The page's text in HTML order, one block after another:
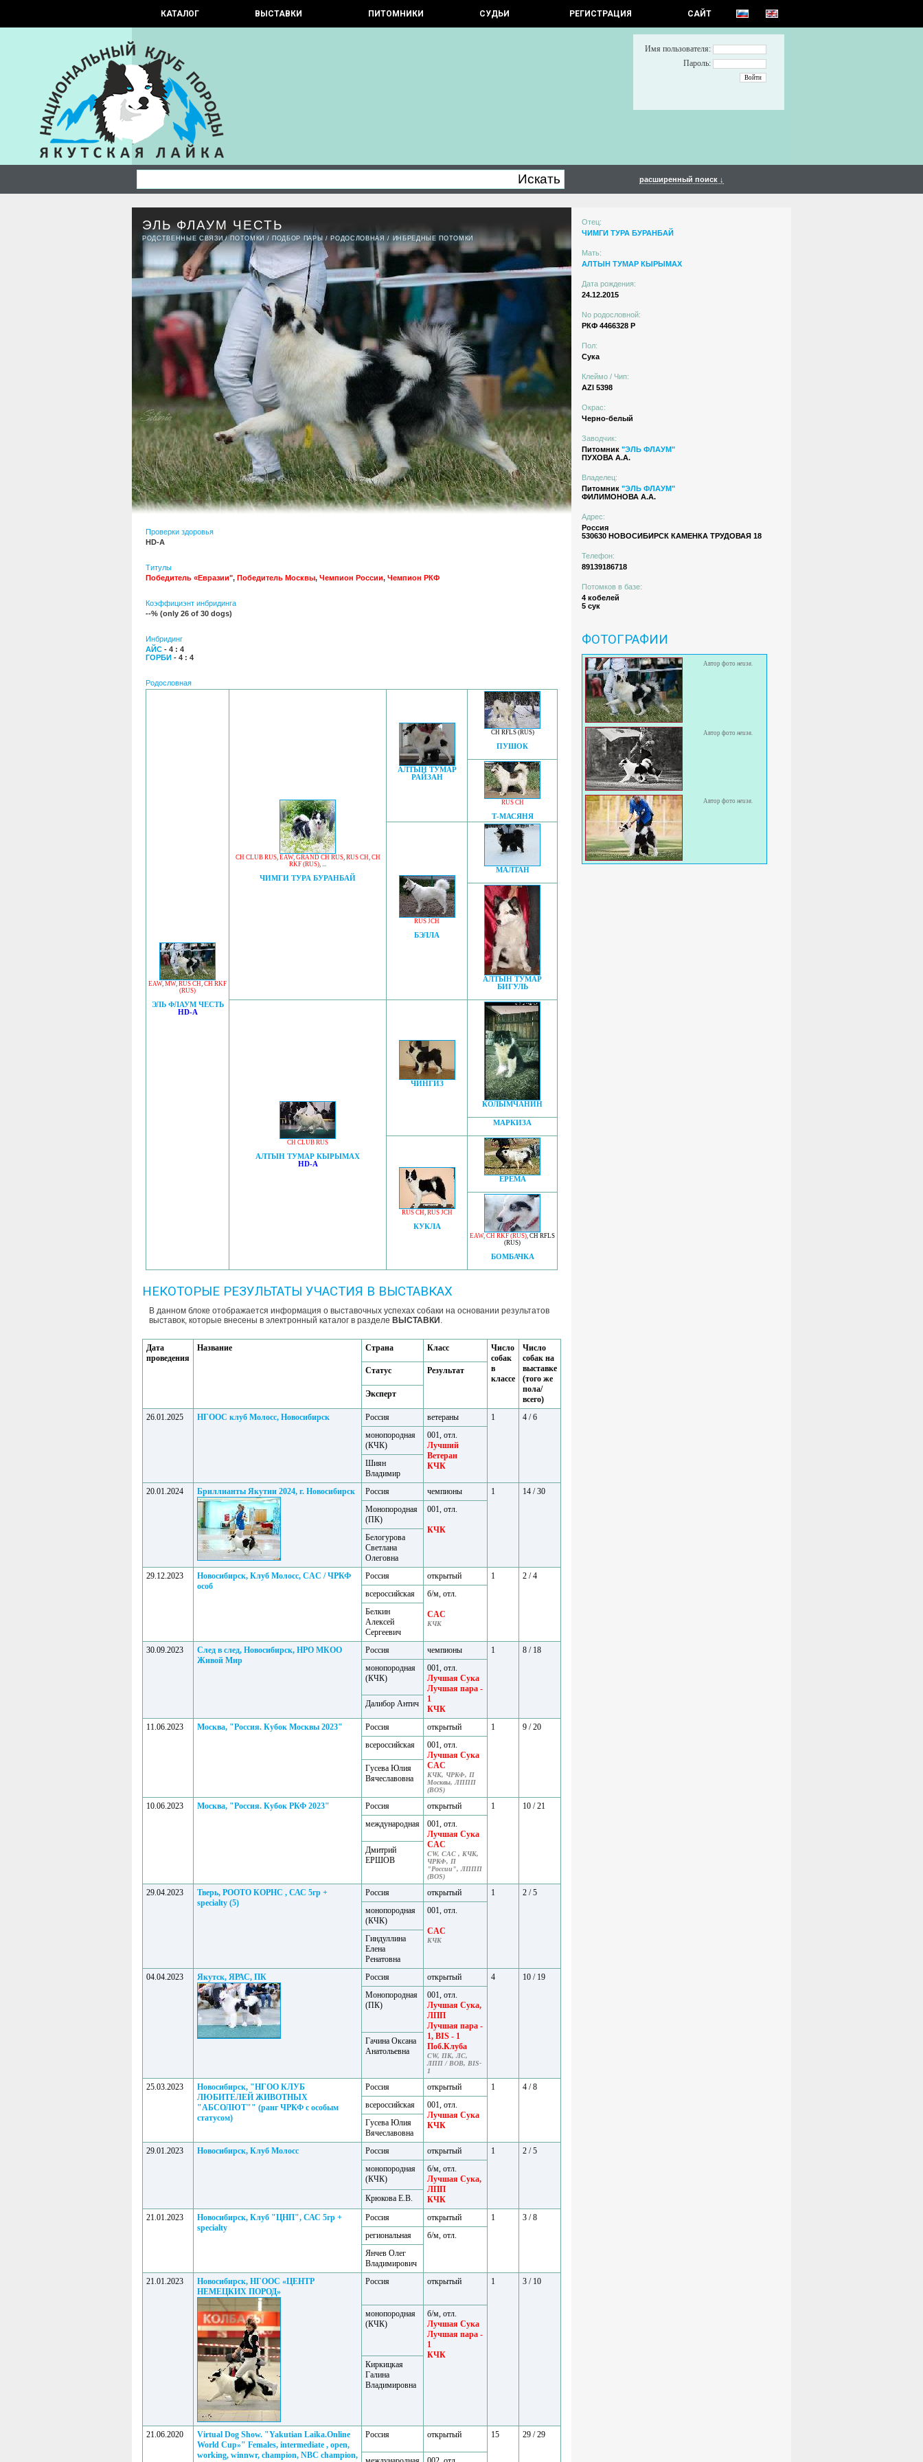
КАТАЛОГ ВЫСТАВКИ ПИТОМНИКИ СУДЬИ РЕГИСТРАЦИЯ САЙТ
Имя пользователя:
Пароль:
расширенный поиск ↓
ЭЛЬ ФЛАУМ ЧЕСТЬ
РОДСТВЕННЫЕ СВЯЗИ/ ПОТОМКИ / ПОДБОР ПАРЫ / РОДОСЛОВНАЯ / ИНБРЕДНЫЕ ПОТОМКИ
Проверки здоровья
HD-A
Титулы
Победитель «Евразии", Победитель Москвы, Чемпион России, Чемпион РКФ
Коэффициэнт инбридинга
--% (only 26 of 30 dogs)
Инбридинг
АЙС - 4 : 4
ГОРБИ - 4 : 4
Родословная
EAW, MW, RUS CH, CH RKF
(RUS)
ЭЛЬ ФЛАУМ ЧЕСТЬ
HD-A
CH CLUB RUS, EAW, GRAND CH RUS, RUS CH, CH
RKF (RUS), ...
ЧИМГИ ТУРА БУРАНБАЙ
АЛТЫН ТУМАР
РАЙЗАН
CH RFLS (RUS)
ПУШОК
RUS CH
Т-МАСЯНЯ
RUS JCH
БЭЛЛА
МАЛТАН
АЛТЫН ТУМАР
БИГУЛЬ
CH CLUB RUS
АЛТЫН ТУМАР КЫРЫМАХ
HD-A
ЧИНГИЗ
КОЛЫМЧАНИН
МАРКИЗА
RUS CH, RUS JCH
КУКЛА
ЕРЕМА
EAW, CH RKF (RUS), CH RFLS
(RUS)
БОМБАЧКА
НЕКОТОРЫЕ РЕЗУЛЬТАТЫ УЧАСТИЯ В ВЫСТАВКАХ
В данном блоке отображается информация о выставочных успехах собаки на основании результатов
выставок, которые внесены в электронный каталог в разделе ВЫСТАВКИ .
Дата
проведения
Название Страна Класс
Число
собак
в
классе
Число
собак на
выставке
(того же
пола/
всего)
Статус Результат
Эксперт
26.01.2025 НГООС клуб Молосс, Новосибирск Россия ветераны 1
4 / 6
монопородная
(КЧК)
001, отл.
Лучший
Ветеран
КЧК
Шиян
Владимир
20.01.2024
Бриллианты Якутии 2024, г. Новосибирск Россия чемпионы 1
14 / 30
Монопородная
(ПК)
001, отл.
КЧК
Белогурова
Светлана
Олеговна
29.12.2023
Новосибирск, Клуб Молосс, CAC / ЧРКФ
особ
Россия открытый 1
2 / 4
всероссийская
б/м, отл.
CAC
КЧК
Белкин
Алексей
Сергеевич
30.09.2023
След в след, Новосибирск, НРО МКОО
Живой Мир
Россия чемпионы 1
8 / 18
монопородная
(КЧК)
001, отл.
Лучшая Сука
Лучшая пара -
1
КЧК
Далибор Антич
11.06.2023 Москва, "Россия. Кубок Москвы 2023" Россия открытый 1
9 / 20
всероссийская
001, отл.
Лучшая Сука
CAC
КЧК, ЧРКФ, П
Москвы, ЛППП
(BOS)
Гусева Юлия
Вячеславовна
10.06.2023 Москва, "Россия. Кубок РКФ 2023" Россия открытый 1
10 / 21
международная
001, отл.
Лучшая Сука
CAC
CW, CAC , КЧК,
ЧРКФ, П
"России", ЛППП
(BOS)
Дмитрий
ЕРШОВ
29.04.2023
Тверь, РООТО КОРНС , САС 5гр +
specialty (5)
Россия открытый 1
2 / 5
монопородная
(КЧК)
001, отл.
CAC
КЧК
Гиндуллина
Елена
Ренатовна
04.04.2023
Якутск, ЯРАС, ПК Россия открытый 4
10 / 19
Монопородная
(ПК)
001, отл.
Лучшая Сука,
ЛПП
Лучшая пара -
1, BIS - 1
Поб.Клуба
CW, ПК, ЛС,
ЛПП / BOB, BIS-
1
Гачина Оксана
Анатольевна
25.03.2023
Новосибирск, "НГОО КЛУБ
ЛЮБИТЕЛЕЙ ЖИВОТНЫХ
"АБСОЛЮТ"" (ранг ЧРКФ с особым
статусом)
Россия открытый 1
4 / 8
всероссийская
001, отл.
Лучшая Сука
КЧК
Гусева Юлия
Вячеславовна
29.01.2023
Новосибирск, Клуб Молосс Россия открытый 1
2 / 5
монопородная
(КЧК)
б/м, отл.
Лучшая Сука,
ЛПП
КЧК
Крюкова Е.В.
21.01.2023
Новосибирск, Клуб "ЦНП", САС 5гр +
specialty
Россия открытый 1
3 / 8
региональная
б/м, отл.
Янчев Олег
Владимирович
21.01.2023
Новосибирск, НГООС «ЦЕНТР
НЕМЕЦКИХ ПОРОД»
Россия открытый 1 3 / 10
монопородная
(КЧК)
б/м, отл.
Лучшая Сука
Лучшая пара -
1
КЧК
Киркицкая
Галина
Владимировна
21.06.2020
Virtual Dog Show. "Yakutian Laika.Online
World Cup»" Females, intermediate , open,
working, winnwr, champion, NBC champion,
Россия открытый 15 29 / 29
Отец:
ЧИМГИ ТУРА БУРАНБАЙ
Мать:
АЛТЫН ТУМАР КЫРЫМАХ
Дата рождения:
24.12.2015
No родословной:
РКФ 4466328 Р
Пол:
Сука
Клеймо / Чип:
AZI 5398
Окрас:
Черно-белый
Заводчик:
Питомник "ЭЛЬ ФЛАУМ"
ПУХОВА А.А.
Владелец:
Питомник "ЭЛЬ ФЛАУМ"
ФИЛИМОНОВА А.А.
Адрес:
Россия
530630 НОВОСИБИРСК КАМЕНКА ТРУДОВАЯ 18
Телефон:
89139186718
Потомков в базе:
4 кобелей
5 сук
ФОТОГРАФИИ
Автор фото неизв.
Автор фото неизв.
Автор фото неизв.